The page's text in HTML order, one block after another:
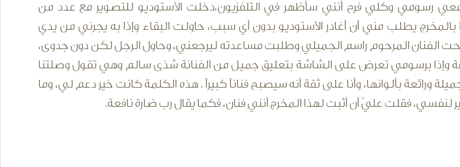
رسومي وكلي فرح أنني سأظهر في التلفزيون،دخلت الأستوديو للتصوير مع عدد من
بالمخرج يطلب مني أن أغادر الأستوديو بدون أي سبب، حاولت البقاء وإذا به يجرني من يدي
الفنان المرحوم راسم الجميلي وطلبت مساعدته ليرجعني، وحاول الرجل لكن دون جدوى،
وإذا برسومي تعرض على الشاشة بتعليق جميل من الفنانة شذى سالم وهي تقول وصلتنا
ورائعة بألوانها، وأنا على ثقة أنه سيصبح فناناً كبيراً . هذه الكلمة كانت خير دعم لي، وما
لنفسي، فقلت عليّ أن أثبت لهذا المخرج أنني فنان، فكما يقال رب ضارة نافعة.